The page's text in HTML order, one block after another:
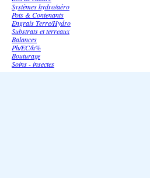
Systèmes hydro/aéro
Pots & Contenants
Engrais Terre/Hydro
Substrats et terreaux
Balances
Ph/EC/h%
Bouturage
Soins - insectes